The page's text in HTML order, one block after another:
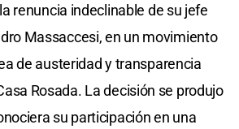
renuncia indeclinable de su jefe
Massaccesi, en un movimiento
de austeridad y transparencia
Rosada. La decisión se produjo
su participación en una